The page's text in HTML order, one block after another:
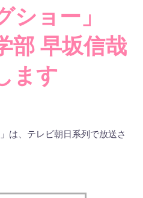
ショー」
部 早坂信哉
ます
は、テレビ朝日系列で放送さ